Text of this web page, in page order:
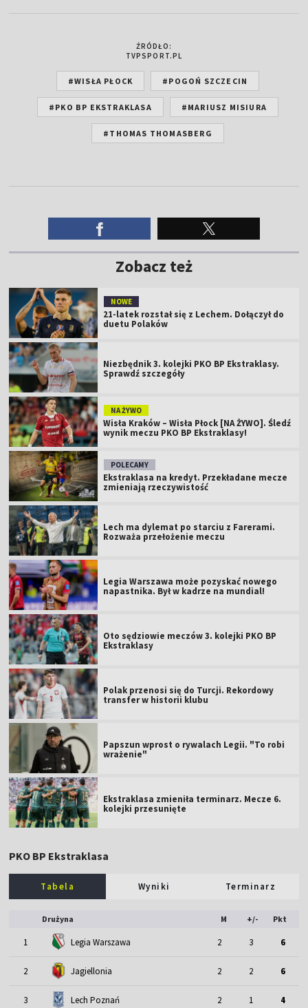
ŹRÓDŁO:
TVPSPORT.PL
#WISŁA PŁOCK #POGOŃ SZCZECIN
#PKO BP EKSTRAKLASA #MARIUSZ MISIURA
#THOMAS THOMASBERG
Zobacz też
NOWE
21-latek rozstał się z Lechem. Dołączył do
duetu Polaków
Niezbędnik 3. kolejki PKO BP Ekstraklasy.
Sprawdź szczegóły
NA ŻYWO
Wisła Kraków – Wisła Płock [NA ŻYWO]. Śledź
wynik meczu PKO BP Ekstraklasy!
POLECAMY
Ekstraklasa na kredyt. Przekładane mecze
zmieniają rzeczywistość
Lech ma dylemat po starciu z Farerami.
Rozważa przełożenie meczu
Legia Warszawa może pozyskać nowego
napastnika. Był w kadrze na mundial!
Oto sędziowie meczów 3. kolejki PKO BP
Ekstraklasy
Polak przenosi się do Turcji. Rekordowy
transfer w historii klubu
Papszun wprost o rywalach Legii. "To robi
wrażenie"
Ekstraklasa zmieniła terminarz. Mecze 6.
kolejki przesunięte
PKO BP Ekstraklasa
Tabela Wyniki Terminarz
Drużyna M +/- Pkt
1 Legia Warszawa 2 3 6
2 Jagiellonia 2 2 6
3 Lech Poznań 2 1 4